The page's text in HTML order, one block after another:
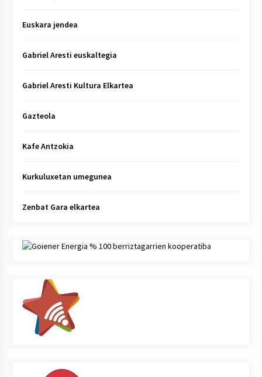
Euskara jendea
Gabriel Aresti euskaltegia
Gabriel Aresti Kultura Elkartea
Gazteola
Kafe Antzokia
Kurkuluxetan umegunea
Zenbat Gara elkartea